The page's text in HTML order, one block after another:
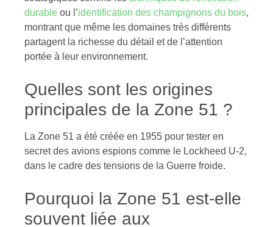
durable ou l’identification des champignons du bois,
montrant que même les domaines très différents
partagent la richesse du détail et de l’attention
portée à leur environnement.
Quelles sont les origines
principales de la Zone 51 ?
La Zone 51 a été créée en 1955 pour tester en
secret des avions espions comme le Lockheed U-2,
dans le cadre des tensions de la Guerre froide.
Pourquoi la Zone 51 est-elle
souvent liée aux